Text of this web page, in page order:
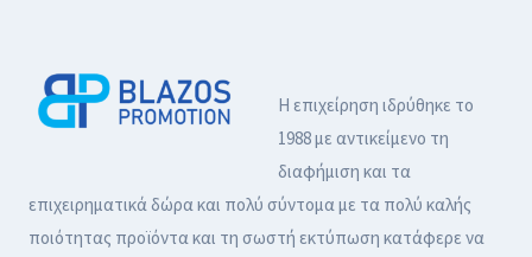
Η επιχείρηση ιδρύθηκε το
1988 με αντικείμενο τη
διαφήμιση και τα
επιχειρηματικά δώρα και πολύ σύντομα με τα πολύ καλής
ποιότητας προϊόντα και τη σωστή εκτύπωση κατάφερε να